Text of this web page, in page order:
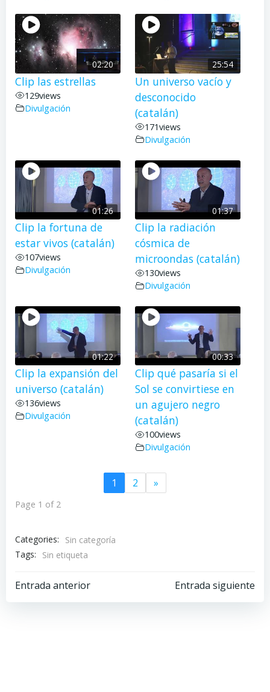
02:20
Clip las estrellas
129views
Divulgación
25:54
Un universo vacío y
desconocido
(catalán)
171views
Divulgación
01:26
Clip la fortuna de
estar vivos (catalán)
107views
Divulgación
01:37
Clip la radiación
cósmica de
microondas (catalán)
130views
Divulgación
01:22
Clip la expansión del
universo (catalán)
136views
Divulgación
00:33
Clip qué pasaría si el
Sol se convirtiese en
un agujero negro
(catalán)
100views
Divulgación
1 2 »
Page 1 of 2
Categories:
Sin categoría
Tags:
Sin etiqueta
Navegación
Entrada anterior
Navegación
Entrada siguiente